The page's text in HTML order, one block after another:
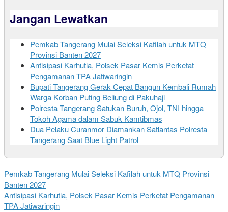
Jangan Lewatkan
Pemkab Tangerang Mulai Seleksi Kafilah untuk MTQ
Provinsi Banten 2027
Antisipasi Karhutla, Polsek Pasar Kemis Perketat
Pengamanan TPA Jatiwaringin
Bupati Tangerang Gerak Cepat Bangun Kembali Rumah
Warga Korban Puting Beliung di Pakuhaji
Polresta Tangerang Satukan Buruh, Ojol, TNI hingga
Tokoh Agama dalam Sabuk Kamtibmas
Dua Pelaku Curanmor Diamankan Satlantas Polresta
Tangerang Saat Blue Light Patrol
Pemkab Tangerang Mulai Seleksi Kafilah untuk MTQ Provinsi
Banten 2027
Antisipasi Karhutla, Polsek Pasar Kemis Perketat Pengamanan
TPA Jatiwaringin